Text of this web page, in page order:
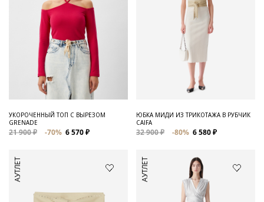
УКОРОЧЕННЫЙ ТОП С ВЫРЕЗОМ
GRENADE
21 900 ₽ -70% 6 570 ₽
ЮБКА МИДИ ИЗ ТРИКОТАЖА В РУБЧИК
CAIFA
32 900 ₽ -80% 6 580 ₽
АУТЛЕТ АУТЛЕТ